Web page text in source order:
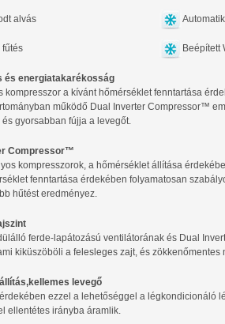
alvás
fűtés Beépített
és energiatakarékosság
kompresszor a kívánt hőmérséklet fenntartása
működő Dual Inverter Compressor™
gyorsabban fújja a levegőt.
Compressor™
kompresszorok, a hőmérséklet állítása
fenntartása érdekében folyamatosan
hűtést eredményez.
ferde-lapátozású ventilátorának és Dual
kiküszöböli a felesleges zajt, és zökkenőmentes
levegő
ezzel a lehetőséggel a légkondicionáló
ellentétes irányba áramlik.